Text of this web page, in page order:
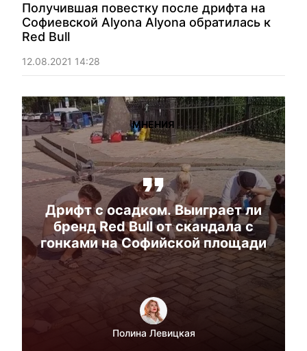
Получившая повестку после дрифта на
Софиевской Alyona Alyona обратилась к
Red Bull
12.08.2021 14:28
МНЕНИЯ
Дрифт с осадком. Выиграет ли
бренд Red Bull от скандала с
гонками на Софийской площади
Полина Левицкая